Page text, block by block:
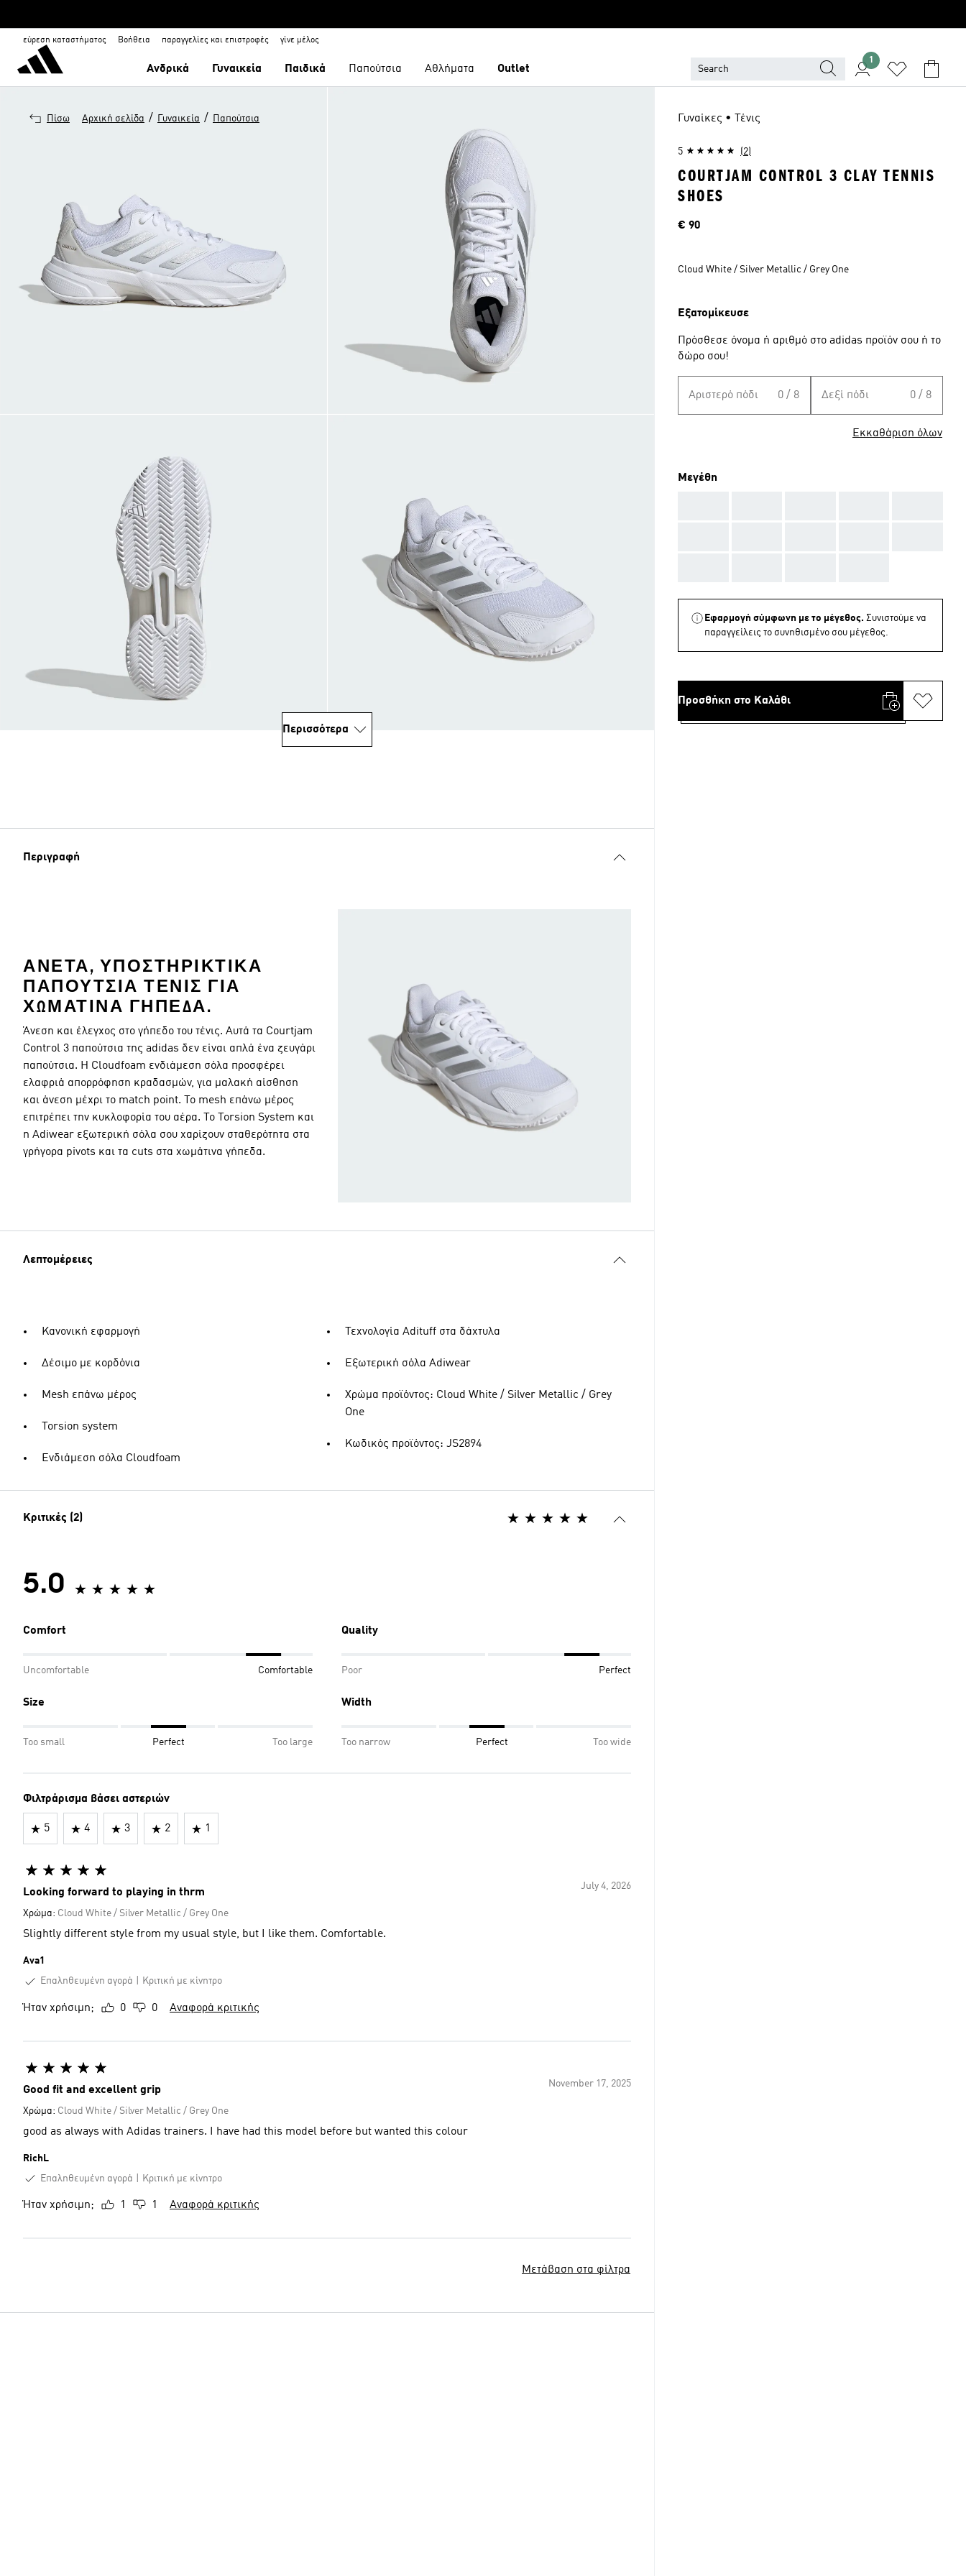
εύρεση καταστήματος Βοήθεια παραγγελίες και επιστροφές γίνε μέλος
Ανδρικά Γυναικεία Παιδικά Παπούτσια Αθλήματα Outlet
1
Πίσω Αρχική σελίδα / Γυναικεία / Παπούτσια
Περισσότερα
Περιγραφή
ΆΝΕΤΑ, ΥΠΟΣΤΗΡΙΚΤΙΚΆ
ΠΑΠΟΎΤΣΙΑ ΤΈΝΙΣ ΓΙΑ
ΧΩΜΆΤΙΝΑ ΓΉΠΕΔΑ.
Άνεση και έλεγχος στο γήπεδο του τένις. Αυτά τα Courtjam
Control 3 παπούτσια της adidas δεν είναι απλά ένα ζευγάρι
παπούτσια. Η Cloudfoam ενδιάμεση σόλα προσφέρει
ελαφριά απορρόφηση κραδασμών, για μαλακή αίσθηση
και άνεση μέχρι το match point. Το mesh επάνω μέρος
επιτρέπει την κυκλοφορία του αέρα. Το Torsion System και
η Adiwear εξωτερική σόλα σου χαρίζουν σταθερότητα στα
γρήγορα pivots και τα cuts στα χωμάτινα γήπεδα.
Λεπτομέρειες
Κανονική εφαρμογή
Δέσιμο με κορδόνια
Mesh επάνω μέρος
Torsion system
Ενδιάμεση σόλα Cloudfoam
Τεχνολογία Adituff στα δάχτυλα
Εξωτερική σόλα Adiwear
Χρώμα προϊόντος: Cloud White / Silver Metallic / Grey
One
Κωδικός προϊόντος: JS2894
Κριτικές (2)
5.0
Comfort
Uncomfortable Comfortable
Quality
Poor Perfect
Size
Too small Perfect Too large
Width
Too narrow Perfect Too wide
Φιλτράρισμα βάσει αστεριών
5 4 3 2 1
July 4, 2026
Looking forward to playing in thrm
Χρώμα: Cloud White / Silver Metallic / Grey One
Slightly different style from my usual style, but I like them. Comfortable.
Ava1
Επαληθευμένη αγορά
Κριτική με κίνητρο
Ήταν χρήσιμη; 0 0 Αναφορά κριτικής
November 17, 2025
Good fit and excellent grip
Χρώμα: Cloud White / Silver Metallic / Grey One
good as always with Adidas trainers. I have had this model before but wanted this colour
RichL
Επαληθευμένη αγορά
Κριτική με κίνητρο
Ήταν χρήσιμη; 1 1 Αναφορά κριτικής
Μετάβαση στα φίλτρα
Γυναίκες • Τένις
5 (2)
COURTJAM CONTROL 3 CLAY TENNIS
SHOES
Τιμή
€ 90
Cloud White / Silver Metallic / Grey One
Εξατομίκευσε
Πρόσθεσε όνομα ή αριθμό στο adidas προϊόν σου ή το
δώρο σου!
Αριστερό πόδι 0 / 8 Δεξί πόδι 0 / 8
Εκκαθάριση όλων
Μεγέθη
Εφαρμογή σύμφωνη με το μέγεθος. Συνιστούμε να
παραγγείλεις το συνηθισμένο σου μέγεθος.
Προσθήκη στο Καλάθι